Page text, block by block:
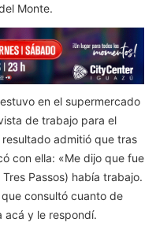
Monte.
en el supermercado
de trabajo para el
admitió que tras
con ella: «Me dijo que fue
Passos) había trabajo.
consultó cuanto de
acá y le respondí.